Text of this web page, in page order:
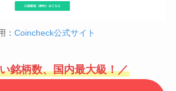
： Coincheck公式サイト
銘柄数、国内最大級！／